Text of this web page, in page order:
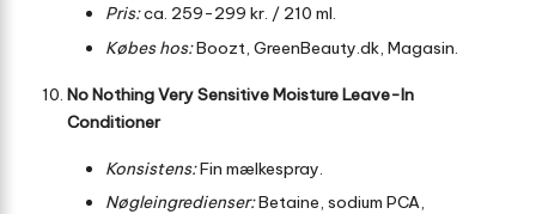
Pris:ca. 259-299 kr. / 210 ml.
Købes hos:Boozt, GreenBeauty.dk, Magasin.
No Nothing Very Sensitive Moisture Leave-In
Conditioner
Konsistens:Fin mælkespray.
Nøgleingredienser:Betaine, sodium PCA,